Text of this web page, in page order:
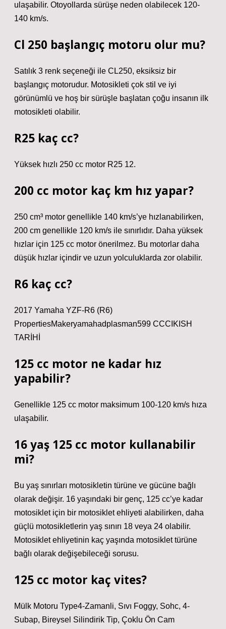
ulaşabilir. Otoyollarda sürüşe neden olabilecek 120-
140 km/s.
Cl 250 başlangıç motoru olur mu?
Satılık 3 renk seçeneği ile CL250, eksiksiz bir
başlangıç ​​motorudur. Motosikleti çok stil ve iyi
görünümlü ve hoş bir sürüşle başlatan çoğu insanın ilk
motosikleti olabilir.
R25 kaç cc?
Yüksek hızlı 250 cc motor R25 12.
200 cc motor kaç km hız yapar?
250 cm³ motor genellikle 140 km/s’ye hızlanabilirken,
200 cm genellikle 120 km/s ile sınırlıdır. Daha yüksek
hızlar için 125 cc motor önerilmez. Bu motorlar daha
düşük hızlar içindir ve uzun yolculuklarda zor olabilir.
R6 kaç cc?
2017 Yamaha YZF-R6 (R6)
PropertiesMakeryamahadplasman599 CCCIKISH
TARİHİ
125 cc motor ne kadar hız
yapabilir?
Genellikle 125 cc motor maksimum 100-120 km/s hıza
ulaşabilir.
16 yaş 125 cc motor kullanabilir
mi?
Bu yaş sınırları motosikletin türüne ve gücüne bağlı
olarak değişir. 16 yaşındaki bir genç, 125 cc’ye kadar
motosiklet için bir motosiklet ehliyeti alabilirken, daha
güçlü motosikletlerin yaş sınırı 18 veya 24 olabilir.
Motosiklet ehliyetinin kaç yaşında motosiklet türüne
bağlı olarak değişebileceği sorusu.
125 cc motor kaç vites?
Mülk Motoru Type4-Zamanli, Sıvı Foggy, Sohc, 4-
Subap, Bireysel Silindirik Tip, Çoklu Ön Cam